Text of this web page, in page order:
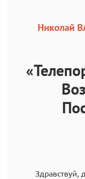
Николай
Здравствуй,